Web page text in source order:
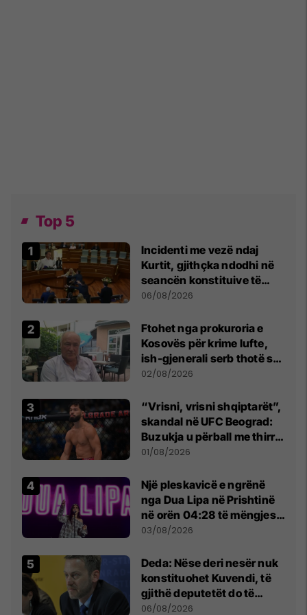
Top 5
Incidenti me vezë ndaj
Kurtit, gjithçka ndodhi në
seancën konstituive të
Kuvendit
06/08/2026
Ftohet nga prokuroria e
Kosovës për krime lufte,
ish-gjenerali serb thotë se
dikush e tradhtoi në
02/08/2026
“Vrisni, vrisni shqiptarët”,
skandal në UFC Beograd:
Buzukja u përball me thirrje
anti-shqiptare nga
01/08/2026
Një pleskavicë e ngrënë
nga Dua Lipa në Prishtinë
në orën 04:28 të mëngjesit
- dhe bota digjitale serbe
03/08/2026
Deda: Nëse deri nesër nuk
konstituohet Kuvendi, të
gjithë deputetët do të
bëjnë shkelje të rëndë
06/08/2026